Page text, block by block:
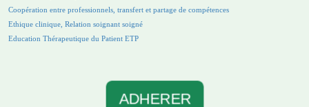
Coopération entre professionnels, transfert et partage de compétences
Ethique clinique, Relation soignant soigné
Education Thérapeutique du Patient ETP
ADHERER